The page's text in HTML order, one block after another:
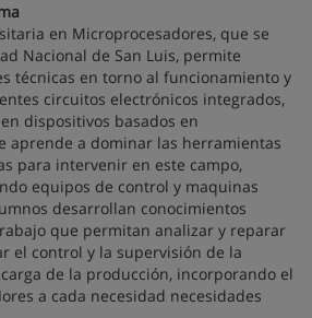
en Microprocesadores, que se
Nacional de San Luis, permite
técnicas en torno al funcionamiento y
circuitos electrónicos integrados,
dispositivos basados en
aprende a dominar las herramientas
para intervenir en este campo,
equipos de control y maquinas
desarrollan conocimientos
que permitan analizar y reparar
el control y la supervisión de la
de la producción, incorporando el
a cada necesidad necesidades